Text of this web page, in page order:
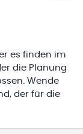
es finden im
die Planung
Wende
der für die